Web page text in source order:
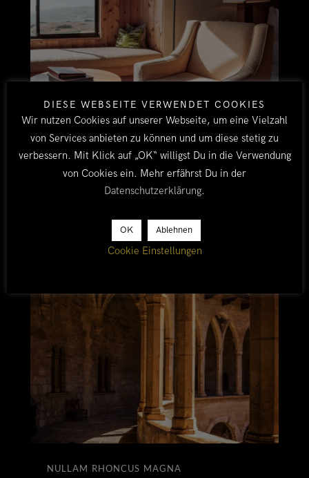
MORBI SOLLICITUDIN
adipiscing elit. Suspendisse egestas accumsan.
NULLAM RHONCUS MAGNA
DIESE WEBSEITE VERWENDET COOKIES
Wir nutzen Cookies auf unserer Webseite, um eine Vielzahl
von Services anbieten zu können und um diese stetig zu
verbessern. Mit Klick auf „OK“ willigst Du in die Verwendung
von Cookies ein. Mehr erfährst Du in der
Datenschutzerklärung.
OK Ablehnen
Cookie Einstellungen